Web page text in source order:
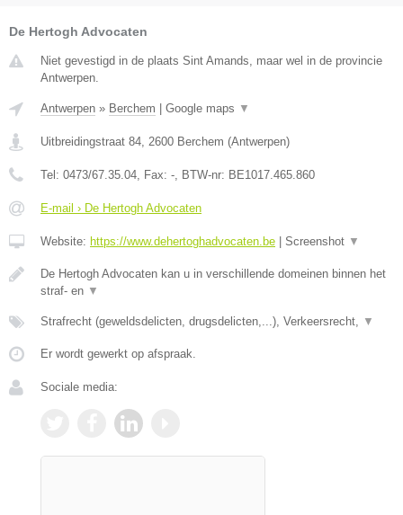
De Hertogh Advocaten
Niet gevestigd in de plaats Sint Amands, maar wel in de provincie
Antwerpen.
Antwerpen » Berchem Google maps ▼
Uitbreidingstraat 84 2600 Berchem (Antwerpen)
Tel: 0473/67.35.04 , Fax: - , BTW-nr: BE1017.465.860
E-mail › De Hertogh Advocaten
Website: https://www.dehertoghadvocaten.be Screenshot ▼
De Hertogh Advocaten kan u in verschillende domeinen binnen het
straf- en ▼
Strafrecht (geweldsdelicten, drugsdelicten,...), Verkeersrecht, ▼
Er wordt gewerkt op afspraak.
Sociale media: